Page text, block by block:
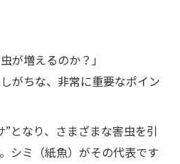
が増えるのか？」
がちな、非常に重要なポイン
となり、さまざまな害虫を引
シミ（紙魚）がその代表です